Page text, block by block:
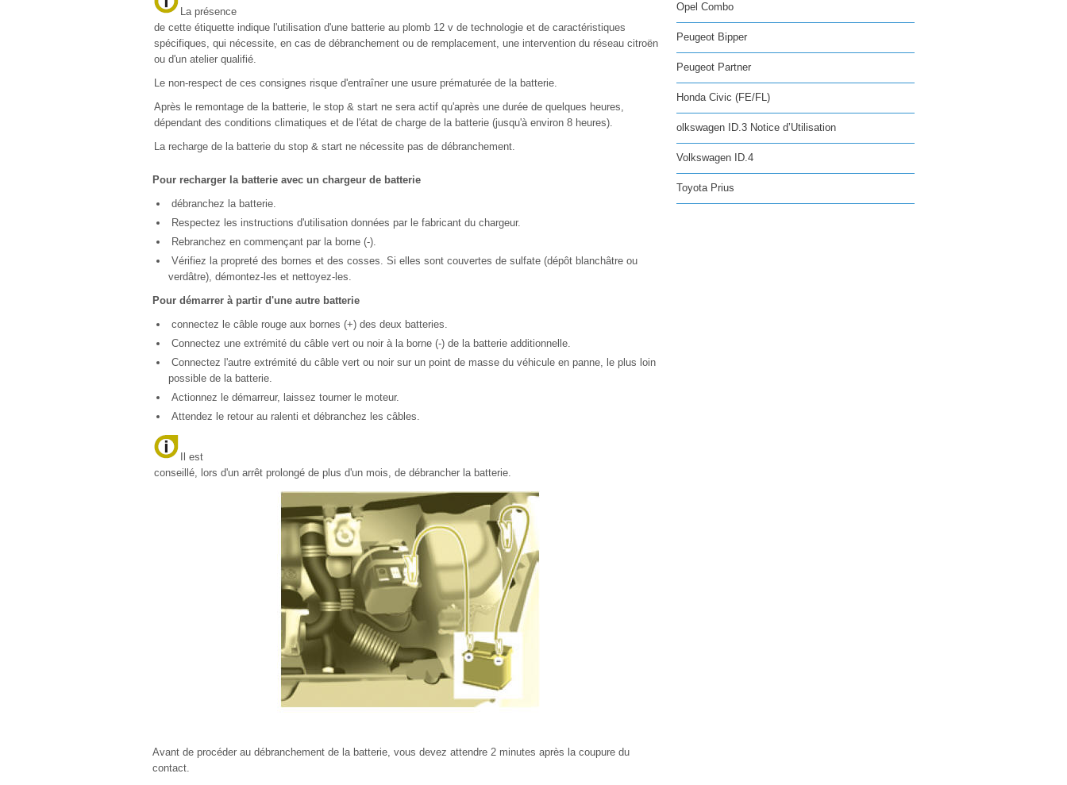
La présence
de cette étiquette indique l'utilisation d'une batterie au plomb 12 v de technologie et de caractéristiques
spécifiques, qui nécessite, en cas de débranchement ou de remplacement, une intervention du réseau citroën
ou d'un atelier qualifié.
Le non-respect de ces consignes risque d'entraîner une usure prématurée de la batterie.
Après le remontage de la batterie, le stop & start ne sera actif qu'après une durée de quelques heures,
dépendant des conditions climatiques et de l'état de charge de la batterie (jusqu'à environ 8 heures).
La recharge de la batterie du stop & start ne nécessite pas de débranchement.
Pour recharger la batterie avec un chargeur de batterie
débranchez la batterie.
Respectez les instructions d'utilisation données par le fabricant du chargeur.
Rebranchez en commençant par la borne (-).
Vérifiez la propreté des bornes et des cosses. Si elles sont couvertes de sulfate (dépôt blanchâtre ou
verdâtre), démontez-les et nettoyez-les.
Pour démarrer à partir d'une autre batterie
connectez le câble rouge aux bornes (+) des deux batteries.
Connectez une extrémité du câble vert ou noir à la borne (-) de la batterie additionnelle.
Connectez l'autre extrémité du câble vert ou noir sur un point de masse du véhicule en panne, le plus loin
possible de la batterie.
Actionnez le démarreur, laissez tourner le moteur.
Attendez le retour au ralenti et débranchez les câbles.
Il est
conseillé, lors d'un arrêt prolongé de plus d'un mois, de débrancher la batterie.
Avant de procéder au débranchement de la batterie, vous devez attendre 2 minutes après la coupure du
contact.
Opel Combo
Peugeot Bipper
Peugeot Partner
Honda Civic (FE/FL)
olkswagen ID.3 Notice d’Utilisation
Volkswagen ID.4
Toyota Prius